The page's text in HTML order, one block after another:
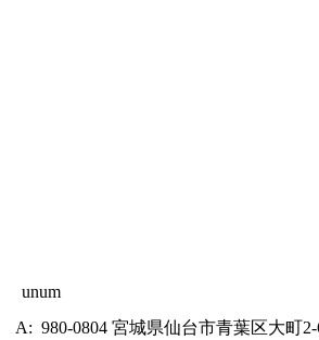
unum
A: 980-0804 宮城県仙台市青葉区大町